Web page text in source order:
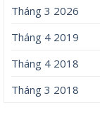
Tháng 3 2026
Tháng 4 2019
Tháng 4 2018
Tháng 3 2018